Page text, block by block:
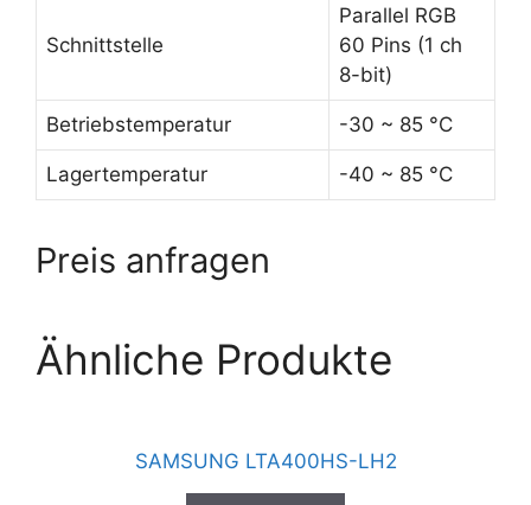
Schnittstelle
Parallel RGB
60 Pins (1 ch
8-bit)
Betriebstemperatur -30 ~ 85 °C
Lagertemperatur -40 ~ 85 °C
Preis anfragen
Ähnliche Produkte
SAMSUNG LTA400HS-LH2